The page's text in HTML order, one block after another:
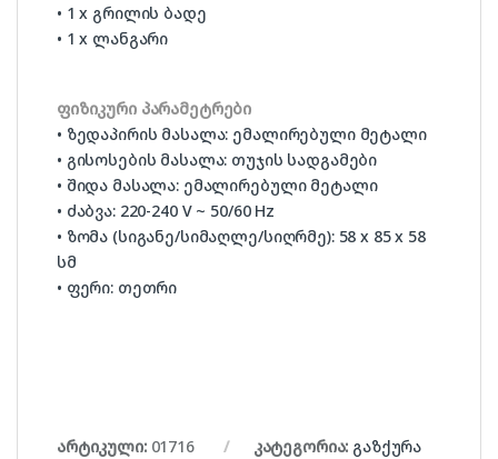
• 1 x გრილის ბადე
• 1 x ლანგარი
ფიზიკური პარამეტრები
• ზედაპირის მასალა: ემალირებული მეტალი
• გისოსების მასალა: თუჯის სადგამები
• შიდა მასალა: ემალირებული მეტალი
• ძაბვა: 220-240 V ~ 50/60 Hz
• ზომა (სიგანე/სიმაღლე/სიღრმე): 58 x 85 x 58
სმ
• ფერი: თეთრი
არტიკული: 01716 კატეგორია: გაზქურა